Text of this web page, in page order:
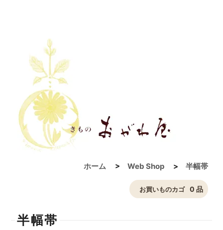
ホーム > Web Shop > 半幅帯
お買いものカゴ 0 品
半幅帯